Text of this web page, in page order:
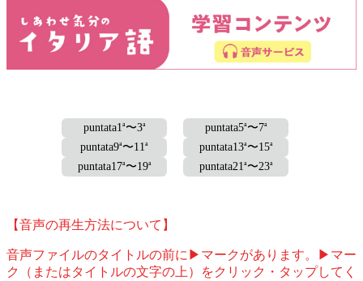
puntata1a〜3a puntata5a〜7a
puntata9a〜11a puntata13a〜15a
puntata17a〜19a puntata21a〜23a
【音声の再生方法について】
音声ファイルのタイトルの前に▶マークがあります。▶マー
ク（またはタイトルの文字の上）をクリック・タップしてく